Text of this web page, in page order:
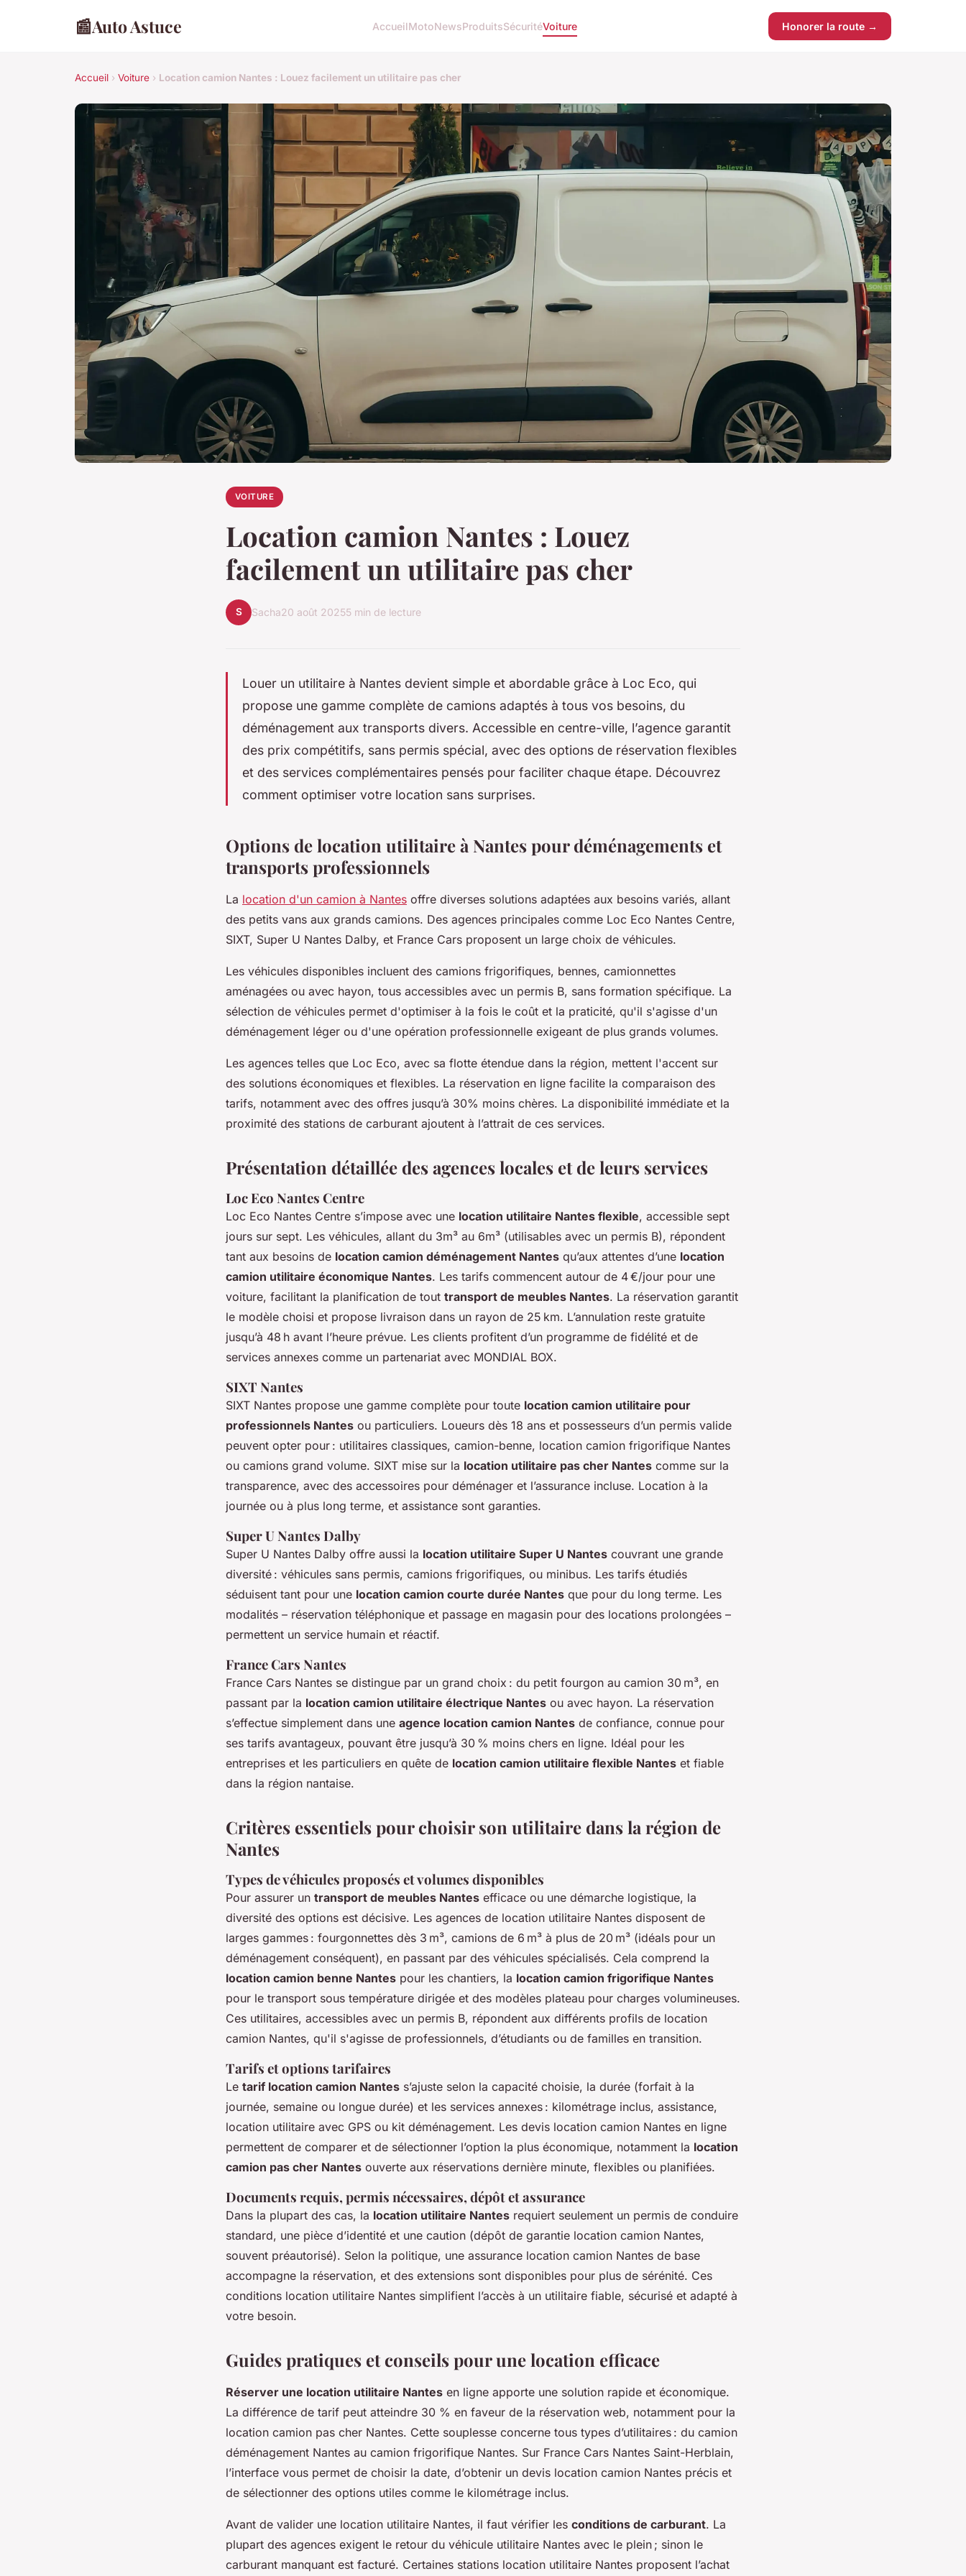
📰Auto Astuce AccueilMotoNewsProduitsSécuritéVoiture Honorer la route →
Accueil › Voiture › Location camion Nantes : Louez facilement un utilitaire pas cher
VOITURE
Location camion Nantes : Louez
facilement un utilitaire pas cher
S Sacha20 août 20255 min de lecture
Louer un utilitaire à Nantes devient simple et abordable grâce à Loc Eco, qui
propose une gamme complète de camions adaptés à tous vos besoins, du
déménagement aux transports divers. Accessible en centre-ville, l’agence garantit
des prix compétitifs, sans permis spécial, avec des options de réservation flexibles
et des services complémentaires pensés pour faciliter chaque étape. Découvrez
comment optimiser votre location sans surprises.
Options de location utilitaire à Nantes pour déménagements et
transports professionnels
La location d'un camion à Nantes offre diverses solutions adaptées aux besoins variés, allant
des petits vans aux grands camions. Des agences principales comme Loc Eco Nantes Centre,
SIXT, Super U Nantes Dalby, et France Cars proposent un large choix de véhicules.
Les véhicules disponibles incluent des camions frigorifiques, bennes, camionnettes
aménagées ou avec hayon, tous accessibles avec un permis B, sans formation spécifique. La
sélection de véhicules permet d'optimiser à la fois le coût et la praticité, qu'il s'agisse d'un
déménagement léger ou d'une opération professionnelle exigeant de plus grands volumes.
Les agences telles que Loc Eco, avec sa flotte étendue dans la région, mettent l'accent sur
des solutions économiques et flexibles. La réservation en ligne facilite la comparaison des
tarifs, notamment avec des offres jusqu’à 30% moins chères. La disponibilité immédiate et la
proximité des stations de carburant ajoutent à l’attrait de ces services.
Présentation détaillée des agences locales et de leurs services
Loc Eco Nantes Centre
Loc Eco Nantes Centre s’impose avec une location utilitaire Nantes flexible, accessible sept
jours sur sept. Les véhicules, allant du 3m³ au 6m³ (utilisables avec un permis B), répondent
tant aux besoins de location camion déménagement Nantes qu’aux attentes d’une location
camion utilitaire économique Nantes. Les tarifs commencent autour de 4 €/jour pour une
voiture, facilitant la planification de tout transport de meubles Nantes. La réservation garantit
le modèle choisi et propose livraison dans un rayon de 25 km. L’annulation reste gratuite
jusqu’à 48 h avant l’heure prévue. Les clients profitent d’un programme de fidélité et de
services annexes comme un partenariat avec MONDIAL BOX.
SIXT Nantes
SIXT Nantes propose une gamme complète pour toute location camion utilitaire pour
professionnels Nantes ou particuliers. Loueurs dès 18 ans et possesseurs d’un permis valide
peuvent opter pour : utilitaires classiques, camion-benne, location camion frigorifique Nantes
ou camions grand volume. SIXT mise sur la location utilitaire pas cher Nantes comme sur la
transparence, avec des accessoires pour déménager et l’assurance incluse. Location à la
journée ou à plus long terme, et assistance sont garanties.
Super U Nantes Dalby
Super U Nantes Dalby offre aussi la location utilitaire Super U Nantes couvrant une grande
diversité : véhicules sans permis, camions frigorifiques, ou minibus. Les tarifs étudiés
séduisent tant pour une location camion courte durée Nantes que pour du long terme. Les
modalités – réservation téléphonique et passage en magasin pour des locations prolongées –
permettent un service humain et réactif.
France Cars Nantes
France Cars Nantes se distingue par un grand choix : du petit fourgon au camion 30 m³, en
passant par la location camion utilitaire électrique Nantes ou avec hayon. La réservation
s’effectue simplement dans une agence location camion Nantes de confiance, connue pour
ses tarifs avantageux, pouvant être jusqu’à 30 % moins chers en ligne. Idéal pour les
entreprises et les particuliers en quête de location camion utilitaire flexible Nantes et fiable
dans la région nantaise.
Critères essentiels pour choisir son utilitaire dans la région de
Nantes
Types de véhicules proposés et volumes disponibles
Pour assurer un transport de meubles Nantes efficace ou une démarche logistique, la
diversité des options est décisive. Les agences de location utilitaire Nantes disposent de
larges gammes : fourgonnettes dès 3 m³, camions de 6 m³ à plus de 20 m³ (idéals pour un
déménagement conséquent), en passant par des véhicules spécialisés. Cela comprend la
location camion benne Nantes pour les chantiers, la location camion frigorifique Nantes
pour le transport sous température dirigée et des modèles plateau pour charges volumineuses.
Ces utilitaires, accessibles avec un permis B, répondent aux différents profils de location
camion Nantes, qu'il s'agisse de professionnels, d’étudiants ou de familles en transition.
Tarifs et options tarifaires
Le tarif location camion Nantes s’ajuste selon la capacité choisie, la durée (forfait à la
journée, semaine ou longue durée) et les services annexes : kilométrage inclus, assistance,
location utilitaire avec GPS ou kit déménagement. Les devis location camion Nantes en ligne
permettent de comparer et de sélectionner l’option la plus économique, notamment la location
camion pas cher Nantes ouverte aux réservations dernière minute, flexibles ou planifiées.
Documents requis, permis nécessaires, dépôt et assurance
Dans la plupart des cas, la location utilitaire Nantes requiert seulement un permis de conduire
standard, une pièce d’identité et une caution (dépôt de garantie location camion Nantes,
souvent préautorisé). Selon la politique, une assurance location camion Nantes de base
accompagne la réservation, et des extensions sont disponibles pour plus de sérénité. Ces
conditions location utilitaire Nantes simplifient l’accès à un utilitaire fiable, sécurisé et adapté à
votre besoin.
Guides pratiques et conseils pour une location efficace
Réserver une location utilitaire Nantes en ligne apporte une solution rapide et économique.
La différence de tarif peut atteindre 30 % en faveur de la réservation web, notamment pour la
location camion pas cher Nantes. Cette souplesse concerne tous types d’utilitaires : du camion
déménagement Nantes au camion frigorifique Nantes. Sur France Cars Nantes Saint-Herblain,
l’interface vous permet de choisir la date, d’obtenir un devis location camion Nantes précis et
de sélectionner des options utiles comme le kilométrage inclus.
Avant de valider une location utilitaire Nantes, il faut vérifier les conditions de carburant. La
plupart des agences exigent le retour du véhicule utilitaire Nantes avec le plein ; sinon le
carburant manquant est facturé. Certaines stations location utilitaire Nantes proposent l’achat